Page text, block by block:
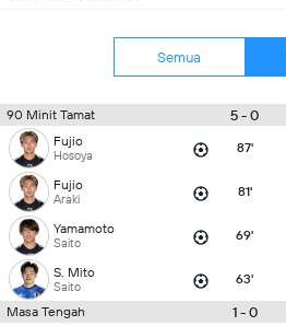
Semua
90 Minit Tamat 5 - 0
Fujio
Hosoya 87'
Fujio
Araki 81'
Yamamoto
Saito 69'
S. Mito
Saito 63'
Masa Tengah 1 - 0